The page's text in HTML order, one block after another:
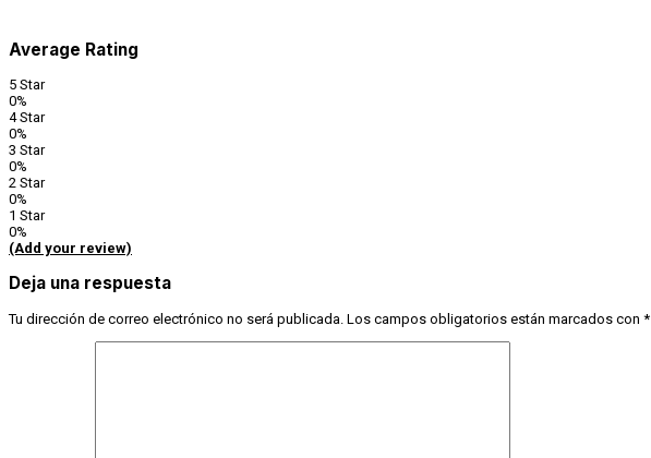
Average Rating
5 Star
0%
4 Star
0%
3 Star
0%
2 Star
0%
1 Star
0%
(Add your review)
Deja una respuesta
Tu dirección de correo electrónico no será publicada. Los campos obligatorios están marcados con *